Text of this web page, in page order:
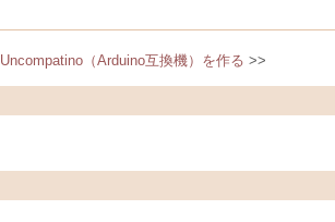
Uncompatino（Arduino互換機）を作る